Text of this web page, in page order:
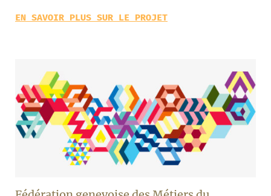
EN SAVOIR PLUS SUR LE PROJET